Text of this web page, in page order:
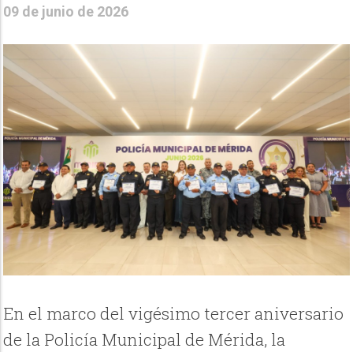
09 de junio de 2026
En el marco del vigésimo tercer aniversario
de la Policía Municipal de Mérida, la